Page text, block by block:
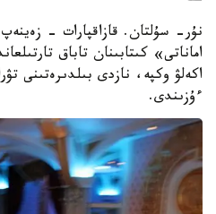
نۇر- سۇلتان. قازاقپارات - زەينەپ
اماناتى» كىتابىنان تاباق
اكەلۋ وكپە، نازدى بىلدىرەتىنى
ءۇزىندى.